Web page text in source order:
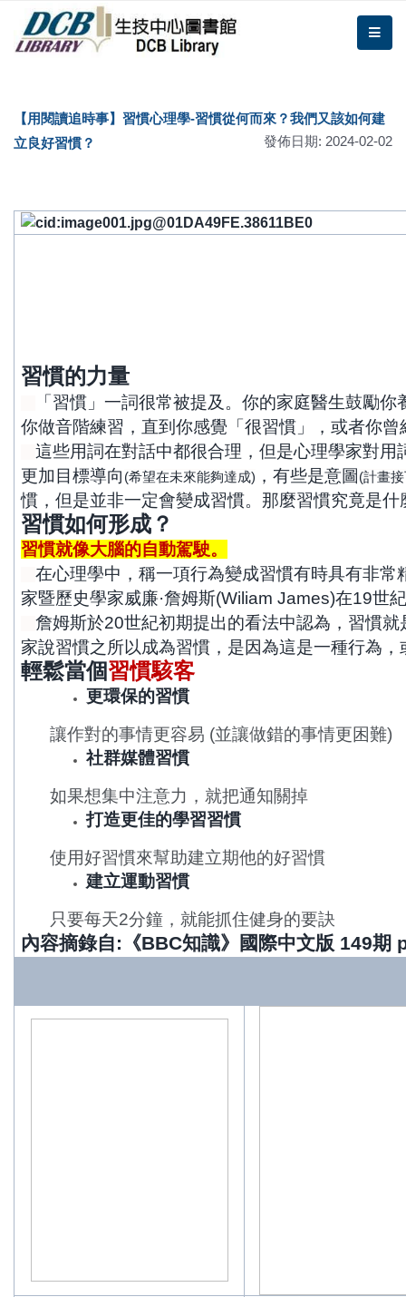
跳到主要內容區塊/Jump To Main Area
DCB圖書館
【用閱讀追時事】習慣心理學-習慣從何而來？我們又該如何建
立良好習慣？
發佈日期: 2024-02-02
習慣的力量
「習慣」一詞很常被提及。你的家庭醫生鼓勵
你做音階練習，直到你感覺「很習慣」，或者你
這些用詞在對話中都很合理，但是心理學家對
更加目標導向 (希望在未來能夠達成) ，有些是意圖 (計畫
慣，但是並非一定會變成習慣。那麼習慣究竟是
習慣如何形成？
習慣就像大腦的自動駕駛。
在心理學中，稱一項行為變成習慣有時具有非
家暨歷史學家威廉·詹姆斯(Wiliam James)在19世
詹姆斯於20世紀初期提出的看法中認為，習慣
家說習慣之所以成為習慣，是因為這是一種行為
輕鬆當個習慣駭客
更環保的習慣
讓作對的事情更容易 (並讓做錯的事情更困難)
社群媒體習慣
如果想集中注意力，就把通知關掉
打造更佳的學習習慣
使用好習慣來幫助建立期他的好習慣
建立運動習慣
只要每天2分鐘，就能抓住健身的要訣
內容摘錄自: 《BBC知識》國際中文版 149期